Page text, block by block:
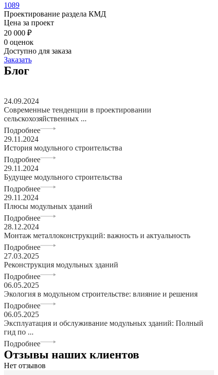
1089
Проектирование раздела КМД
Цена за проект
20 000 ₽
0 оценок
Доступно для заказа
Заказать
Блог
24.09.2024
Современные тенденции в проектировании
сельскохозяйственных ...
Подробнее
29.11.2024
История модульного строительства
Подробнее
29.11.2024
Будущее модульного строительства
Подробнее
29.11.2024
Плюсы модульных зданий
Подробнее
28.12.2024
Монтаж металлоконструкций: важность и актуальность
Подробнее
27.03.2025
Реконструкция модульных зданий
Подробнее
06.05.2025
Экология в модульном строительстве: влияние и решения
Подробнее
06.05.2025
Эксплуатация и обслуживание модульных зданий: Полный
гид по ...
Подробнее
Отзывы наших клиентов
Нет отзывов